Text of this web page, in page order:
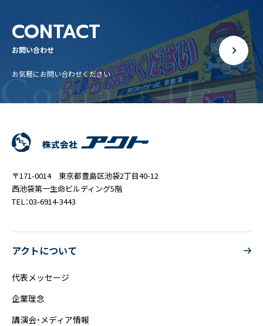
Contact Us
CONTACT
お問い合わせ
お気軽にお問い合わせください
〒171-0014 東京都豊島区池袋2丁目40-12
西池袋第一生命ビルディング5階
TEL：03-6914-3443
アクトについて
代表メッセージ
企業理念
講演会・メディア情報